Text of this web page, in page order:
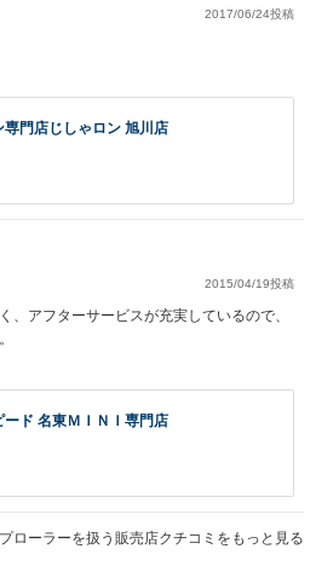
2017/06/24投稿
専門店じしゃロン 旭川店
2015/04/19投稿
、アフターサービスが充実しているので、
ード 名東ＭＩＮＩ専門店
ローラーを扱う販売店クチコミをもっと見る